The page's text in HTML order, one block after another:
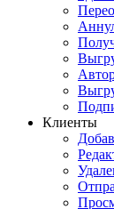
Клиенты